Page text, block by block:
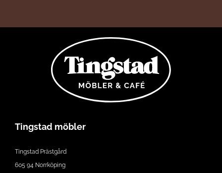
Tingstad möbler
Tingstad Prästgård
605 94 Norrköping